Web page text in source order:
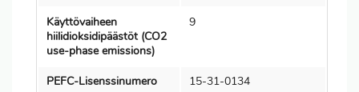
Käyttövaiheen
hiilidioksidipäästöt (CO2
use-phase emissions)
9
PEFC-Lisenssinumero
15-31-0134